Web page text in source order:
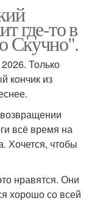
где-то в
Скучно".
Только
кончик из
всё время на
Хочется, чтобы
нравятся. Они
хорошо со всей